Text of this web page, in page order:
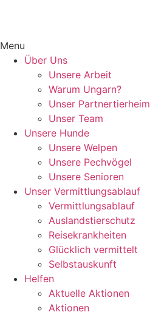
Menu
Über Uns
Unsere Arbeit
Warum Ungarn?
Unser Partnertierheim
Unser Team
Unsere Hunde
Unsere Welpen
Unsere Pechvögel
Unsere Senioren
Unser Vermittlungsablauf
Vermittlungsablauf
Auslandstierschutz
Reisekrankheiten
Glücklich vermittelt
Selbstauskunft
Helfen
Aktuelle Aktionen
Aktionen